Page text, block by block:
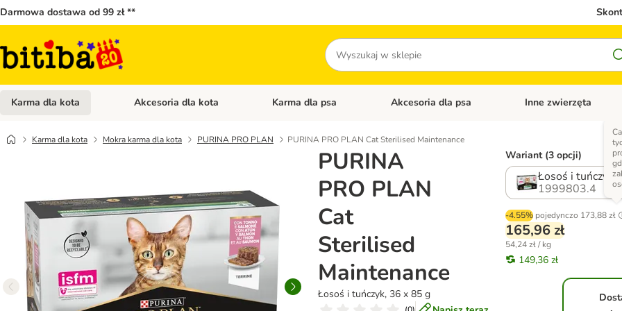
Darmowa dostawa od 99 zł **
Szukaj
Karma dla kota Otwórz menu kategorii: Karma dla kota
Akcesoria dla kota Otwórz menu kategorii: Akcesoria dla kota
Karma dla psa Otwórz menu kategorii: Karma dla psa
Akcesoria dla psa Otwórz menu kategorii:
Inne zwierzęta
Karma dla kota Mokra karma dla kota PURINA PRO PLAN PURINA PRO PLAN Cat Sterilised Maintenance
PURINA
PRO PLAN
Cat
Sterilised
Maintenance
Łosoś i tuńczyk, 36 x 85 g
Wariant (3 opcji)
Łosoś i tuńczyk,
1999803.4
-4.55% pojedynczo 173,88 zł
165,96 zł
54,24 zł / kg
149,36 zł